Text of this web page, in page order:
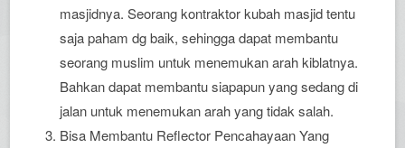
masjidnya. Seorang kontraktor kubah masjid tentu
saja paham dg baik, sehingga dapat membantu
seorang muslim untuk menemukan arah kiblatnya.
Bahkan dapat membantu siapapun yang sedang di
jalan untuk menemukan arah yang tidak salah.
Bisa Membantu Reflector Pencahayaan Yang